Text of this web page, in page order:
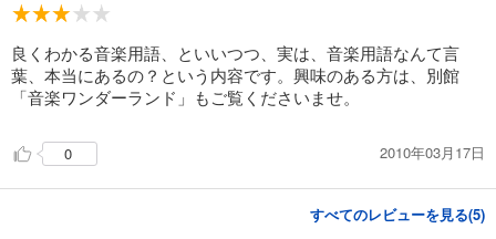
良くわかる音楽用語、といいつつ、実は、音楽用語なんて言
葉、本当にあるの？という内容です。興味のある方は、別館
「音楽ワンダーランド」もご覧くださいませ。
0 2010年03月17日
すべてのレビューを見る(5)